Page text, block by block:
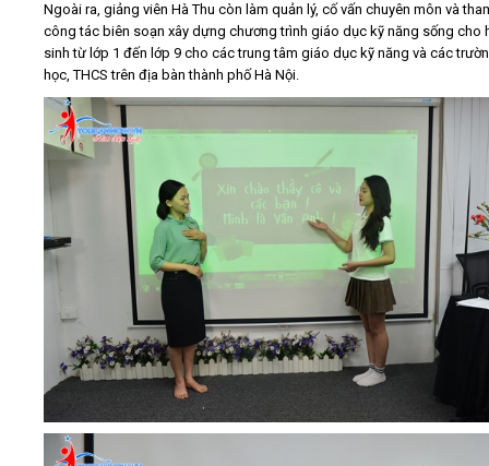
Ngoài ra, giảng viên Hà Thu còn làm quản lý, cố vấn chuyên môn và
công tác biên soạn xây dựng chương trình giáo dục kỹ năng sống cho
sinh từ lớp 1 đến lớp 9 cho các trung tâm giáo dục kỹ năng và các
học, THCS trên địa bàn thành phố Hà Nội.